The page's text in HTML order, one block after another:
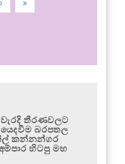
› »
තීරණවලට
බරපතල
කන්නන්ගර
හිටපු මහ